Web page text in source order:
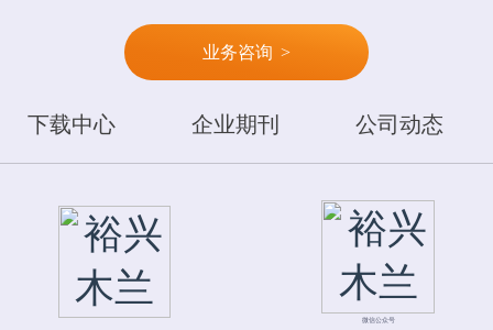
业务咨询 >
下载中心 企业期刊 公司动态
微信公众号